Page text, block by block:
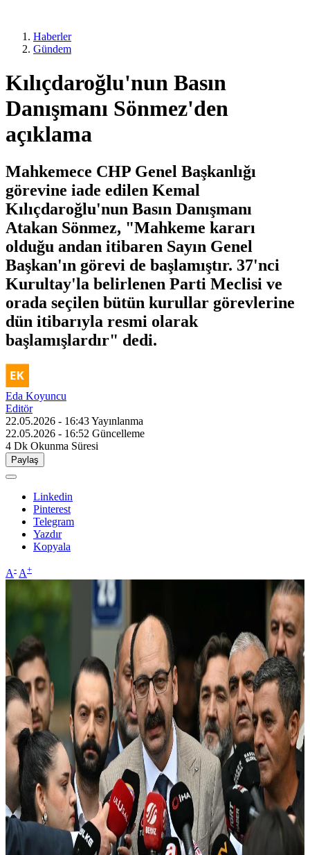
Haberler
Gündem
Kılıçdaroğlu'nun Basın
Danışmanı Sönmez'den
açıklama
Mahkemece CHP Genel Başkanlığı
görevine iade edilen Kemal
Kılıçdaroğlu'nun Basın Danışmanı
Atakan Sönmez, "Mahkeme kararı
olduğu andan itibaren Sayın Genel
Başkan'ın görevi de başlamıştır. 37'nci
Kurultay'la belirlenen Parti Meclisi ve
orada seçilen bütün kurullar görevlerine
dün itibarıyla resmi olarak
başlamışlardır" dedi.
Eda Koyuncu
Editör
22.05.2026 - 16:43Yayınlanma
22.05.2026 - 16:52 Güncelleme
4 Dk Okunma Süresi
Paylaş
Linkedin
Pinterest
Telegram
Yazdır
Kopyala
A- A+